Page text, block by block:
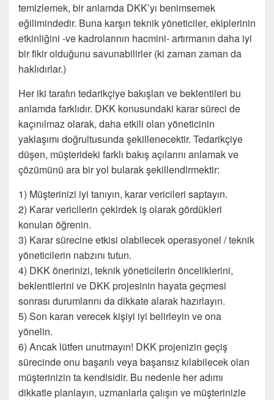
temizlemek, bir anlamda DKK’yı benimsemek
eğilimindedir. Buna karşın teknik yöneticiler, ekiplerinin
etkinliğini -ve kadrolarının hacmini- artırmanın daha iyi
bir fikir olduğunu savunabilirler (ki zaman zaman da
haklıdırlar.)
Her iki tarafın tedarikçiye bakışları ve beklentileri bu
anlamda farklıdır. DKK konusundaki karar süreci de
kaçınılmaz olarak, daha etkili olan yöneticinin
yaklaşımı doğrultusunda şekillenecektir. Tedarikçiye
düşen, müşterideki farklı bakış açılarını anlamak ve
çözümünü ara bir yol bularak şekillendirmektir:
1) Müşterinizi iyi tanıyın, karar vericileri saptayın.
2) Karar vericilerin çekirdek iş olarak gördükleri
konuları öğrenin.
3) Karar sürecine etkisi olabilecek operasyonel / teknik
yöneticilerin nabzını tutun.
4) DKK önerinizi, teknik yöneticilerin önceliklerini,
beklentilerini ve DKK projesinin hayata geçmesi
sonrası durumlarını da dikkate alarak hazırlayın.
5) Son kararı verecek kişiyi iyi belirleyin ve ona
yönelin.
6) Ancak lütfen unutmayın! DKK projenizin geçiş
sürecinde onu başarılı veya başarısız kılabilecek olan
müşterinizin ta kendisidir. Bu nedenle her adımı
dikkatle planlayın, uzmanlarla çalışın ve müşterinizle